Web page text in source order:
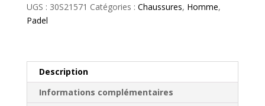
UGS : 30S21571 Catégories : Chaussures, Homme,
Padel
Description
Informations complémentaires